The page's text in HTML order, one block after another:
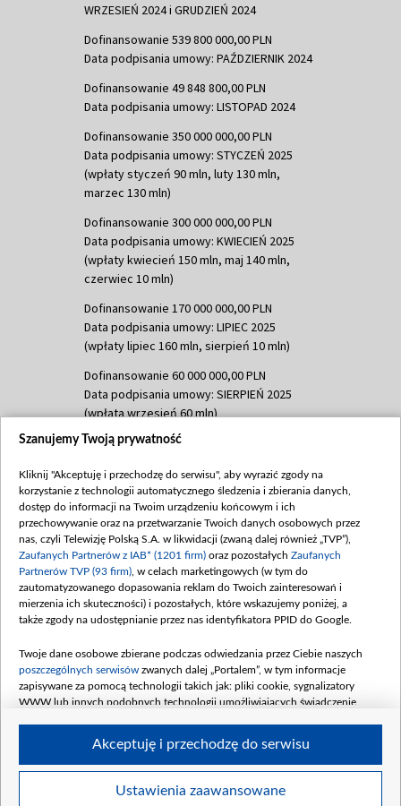
WRZESIEŃ 2024 i GRUDZIEŃ 2024
Dofinansowanie 539 800 000,00 PLN
Data podpisania umowy: PAŹDZIERNIK 2024
Dofinansowanie 49 848 800,00 PLN
Data podpisania umowy: LISTOPAD 2024
Dofinansowanie 350 000 000,00 PLN
Data podpisania umowy: STYCZEŃ 2025
(wpłaty styczeń 90 mln, luty 130 mln,
marzec 130 mln)
Dofinansowanie 300 000 000,00 PLN
Data podpisania umowy: KWIECIEŃ 2025
(wpłaty kwiecień 150 mln, maj 140 mln,
czerwiec 10 mln)
Dofinansowanie 170 000 000,00 PLN
Data podpisania umowy: LIPIEC 2025
(wpłaty lipiec 160 mln, sierpień 10 mln)
Dofinansowanie 60 000 000,00 PLN
Data podpisania umowy: SIERPIEŃ 2025
(wpłata wrzesień 60 mln)
Dofinansowanie 635 783 051,21 PLN
(wpłata wrzesień 100 mln, październik 350
mln, listopad 265 mln)
Dofinansowanie 48 862 000,00 PLN
Data podpisania umowy: GRUDZIEŃ 2025
(wpłata grudzień 60,548 mln)
Dofinansowanie 900 000 000,00 PLN
Data podpisania umowy: LUTY 2026 (wpłata
kwiecień 180 mln, 7 maja 180 mln, 8
czerwca 90 mln)
Dofinansowanie 250 000 000,00 PLN
4 sierpnia 250 mln
Szanujemy Twoją prywatność
Kliknij "Akceptuję i przechodzę do serwisu", aby wyrazić zgody na
korzystanie z technologii automatycznego śledzenia i zbierania danych,
dostęp do informacji na Twoim urządzeniu końcowym i ich
przechowywanie oraz na przetwarzanie Twoich danych osobowych przez
nas, czyli Telewizję Polską S.A. w likwidacji (zwaną dalej również „TVP”),
Zaufanych Partnerów z IAB* (1201 firm) oraz pozostałych Zaufanych
Partnerów TVP (93 firm) , w celach marketingowych (w tym do
zautomatyzowanego dopasowania reklam do Twoich zainteresowań i
mierzenia ich skuteczności) i pozostałych, które wskazujemy poniżej, a
także zgody na udostępnianie przez nas identyfikatora PPID do Google.
Twoje dane osobowe zbierane podczas odwiedzania przez Ciebie naszych
poszczególnych serwisów zwanych dalej „Portalem”, w tym informacje
zapisywane za pomocą technologii takich jak: pliki cookie, sygnalizatory
WWW lub innych podobnych technologii umożliwiających świadczenie
Twoje dane osobowe zbierane podczas odwiedzania przez Ciebie
Ustawienia zaawansowane
Akceptuję i przechodzę do serwisu